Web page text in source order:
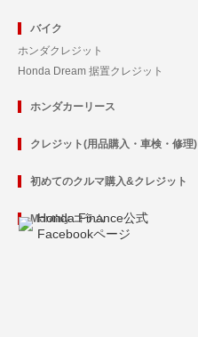
バイク
ホンダクレジット
Honda Dream 据置クレジット
ホンダカーリース
クレジット(用品購入・車検・修理)
初めてのクルマ購入&クレジット
Monthly コラム
Honda Finance公式
Facebookページ